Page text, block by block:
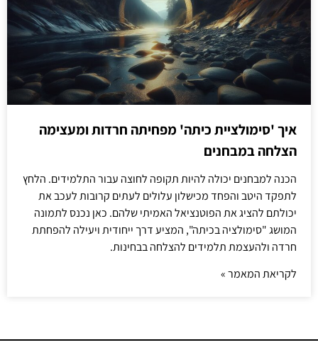
איך 'סימולציית כיתה' מפחיתה חרדות ומעצימה
הצלחה במבחנים
הכנה למבחנים יכולה להיות תקופה לחוצה עבור התלמידים. הלחץ
לתפקד היטב והפחד מכישלון עלולים לעתים קרובות לעכב את
יכולתם להציג את הפוטנציאל האמיתי שלהם. כאן נכנס לתמונה
המושג "סימולציה בכיתה", המציע דרך ייחודית ויעילה להפחתת
חרדה ולהעצמת תלמידים להצלחה בבחינות.
לקריאת המאמר »